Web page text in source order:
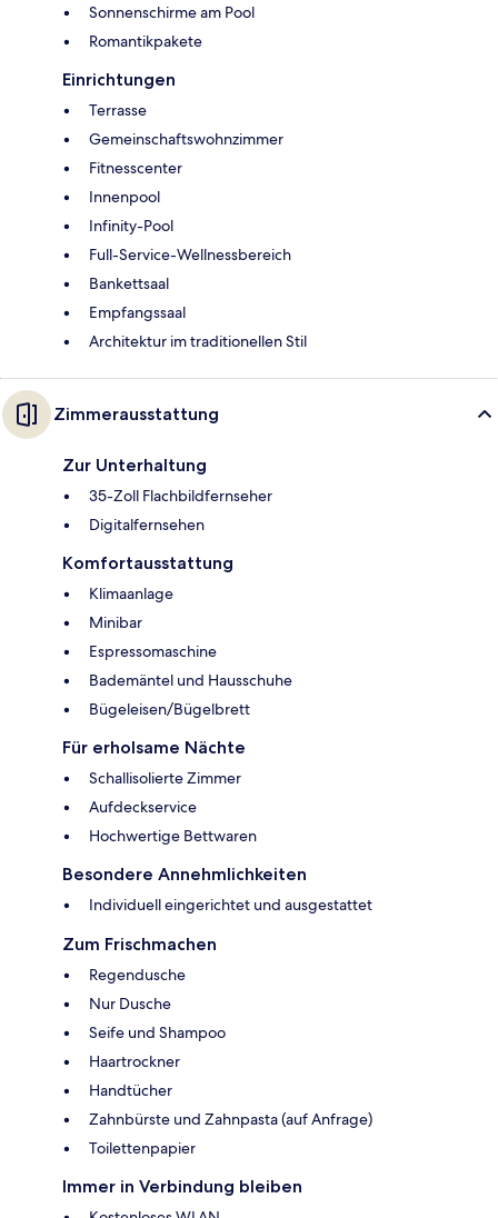
Sonnenschirme am Pool
Romantikpakete
Einrichtungen
Terrasse
Gemeinschaftswohnzimmer
Fitnesscenter
Innenpool
Infinity-Pool
Full-Service-Wellnessbereich
Bankettsaal
Empfangssaal
Architektur im traditionellen Stil
Zimmerausstattung
Zur Unterhaltung
35-Zoll Flachbildfernseher
Digitalfernsehen
Komfortausstattung
Klimaanlage
Minibar
Espressomaschine
Bademäntel und Hausschuhe
Bügeleisen/Bügelbrett
Für erholsame Nächte
Schallisolierte Zimmer
Aufdeckservice
Hochwertige Bettwaren
Besondere Annehmlichkeiten
Individuell eingerichtet und ausgestattet
Zum Frischmachen
Regendusche
Nur Dusche
Seife und Shampoo
Haartrockner
Handtücher
Zahnbürste und Zahnpasta (auf Anfrage)
Toilettenpapier
Immer in Verbindung bleiben